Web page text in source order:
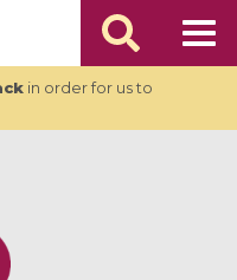
in order for us to